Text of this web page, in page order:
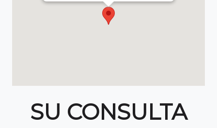
SU CONSULTA